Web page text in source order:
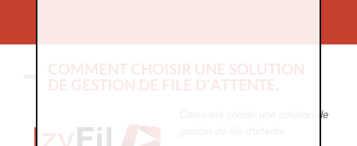
COMMENT CHOISIR UNE SOLUTION
DE GESTION DE FILE D'ATTENTE.
Comment choisir une solution de